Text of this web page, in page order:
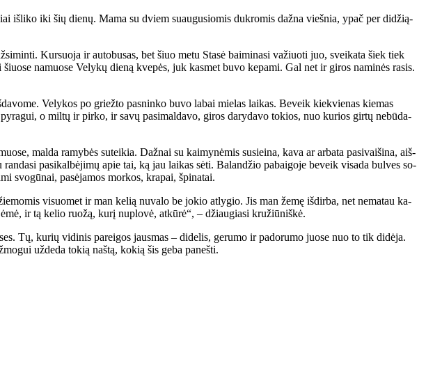
iš­li­ko iki šių die­nų. Ma­ma su dviem su­au­gu­sio­mis duk­ro­mis daž­na vieš­nia, ypač per di­dži­ą­
Kur­suo­ja ir au­to­bu­sas, bet šiuo me­tu Sta­sė bai­mi­na­si va­žiuo­ti juo, svei­ka­ta šiek tiek
na­muo­se Ve­ly­kų die­ną kve­pės, juk kas­met bu­vo ke­pa­mi. Gal net ir gi­ros na­mi­nės ra­sis.
Ve­ly­kos po griež­to pas­nin­ko bu­vo la­bai mie­las lai­kas. Be­veik kiek­vie­nas kie­mas
o mil­tų ir pir­ko, ir sa­vų pa­si­mal­da­vo, gi­ros da­ry­da­vo to­kios, nuo ku­rios gir­tų ne­bū­da­
mal­da ra­my­bės su­tei­kia. Daž­nai su kai­my­nė­mis su­si­ei­na, ka­va ar ar­ba­ta pa­si­vai­ši­na, aiš­
pa­si­kal­bė­ji­mų apie tai, ką jau lai­kas sė­ti. Ba­lan­džio pa­bai­go­je be­veik vi­sa­da bul­ves so­
svo­gū­nai, pa­sė­ja­mos mor­kos, kra­pai, špi­na­tai.
vi­suo­met ir man ke­lią nu­va­lo be jo­kio at­ly­gio. Jis man že­mę iš­dir­ba, net ne­ma­tau ka­
ir tą ke­lio ruo­žą, ku­rį nu­plo­vė, at­kū­rė“, – džiau­gia­si kru­žiū­niš­kė.
Tų, ku­rių vi­di­nis pa­rei­gos jaus­mas – di­de­lis, ge­ru­mo ir pa­do­ru­mo juo­se nuo to tik di­dė­ja.
už­de­da to­kią naš­tą, ko­kią šis ge­ba pa­neš­ti.